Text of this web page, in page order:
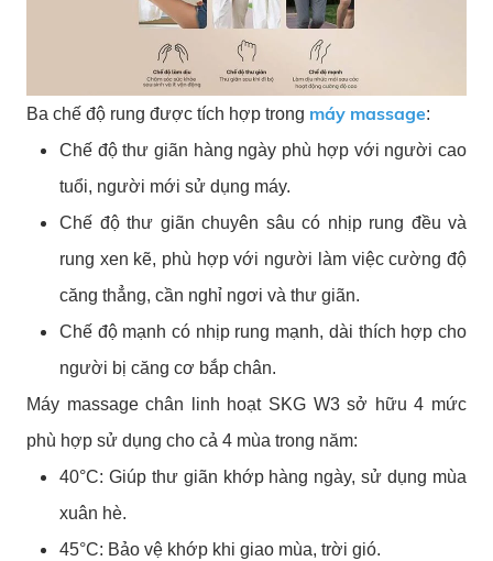
Ba chế độ rung được tích hợp trong máy massage:
Chế độ thư giãn hàng ngày phù hợp với người cao
tuổi, người mới sử dụng máy.
Chế độ thư giãn chuyên sâu có nhịp rung đều và
rung xen kẽ, phù hợp với người làm việc cường độ
căng thẳng, cần nghỉ ngơi và thư giãn.
Chế độ mạnh có nhịp rung mạnh, dài thích hợp cho
người bị căng cơ bắp chân.
Máy massage chân linh hoạt SKG W3 sở hữu 4 mức
phù hợp sử dụng cho cả 4 mùa trong năm:
40°C: Giúp thư giãn khớp hàng ngày, sử dụng mùa
xuân hè.
45°C: Bảo vệ khớp khi giao mùa, trời gió.